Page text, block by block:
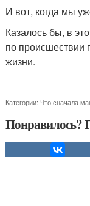
И вот, когда мы
Казалось бы, в
по происшествии
жизни.
Категории: Что сначала
Понравилось?